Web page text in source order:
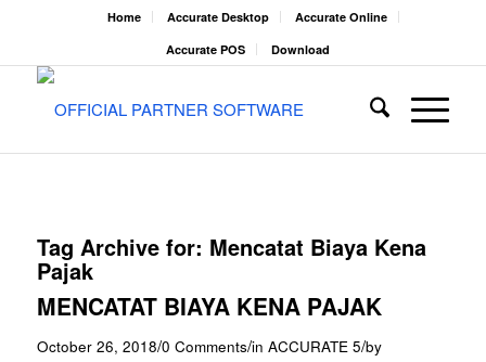
Home Accurate Desktop
Accurate Online
Accurate POS
Download
Tag Archive for: Mencatat Biaya Kena
Pajak
MENCATAT BIAYA KENA PAJAK
October 26, 2018/0 Comments/in ACCURATE 5/by